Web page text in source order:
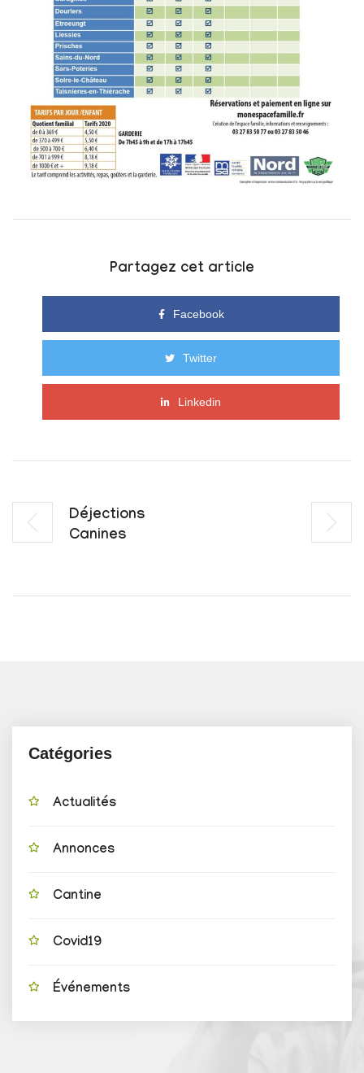
Partagez cet article
Facebook
Twitter
Linkedin
Déjections
Canines
Catégories
Actualités
Annonces
Cantine
Covid19
Événements